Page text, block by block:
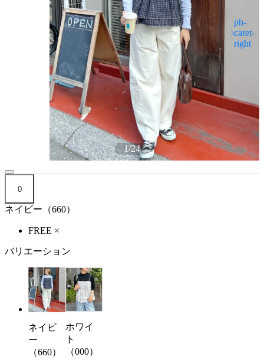
1/24
0
ネイビー（660）
FREE ×
バリエーション
ネイビ
ー
（660）
ホワイ
ト
（000）